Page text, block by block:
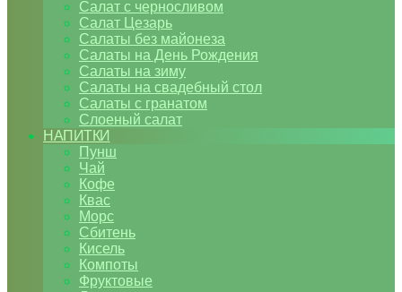
Салат с черносливом
Салат Цезарь
Салаты без майонеза
Салаты на День Рождения
Салаты на зиму
Салаты на свадебный стол
Салаты с гранатом
Слоеный салат
НАПИТКИ
Пунш
Чай
Кофе
Квас
Морс
Сбитень
Кисель
Компоты
Фруктовые